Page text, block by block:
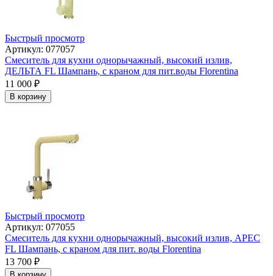
Быстрый просмотр
Артикул: 077057
Смеситель для кухни однорычажный, высокий излив,
ДЕЛЬТА FL Шампань, с краном для пит.воды Florentina
11 000 ₽
В корзину
Быстрый просмотр
Артикул: 077055
Смеситель для кухни однорычажный, высокий излив, АРЕС
FL Шампань, с краном для пит. воды Florentina
13 700 ₽